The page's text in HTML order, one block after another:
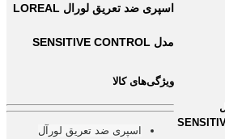
اسپری ضد تعریق لورال LOREAL
مدل SENSITIVE CONTROL
ویژگی‌های کالا
اسپری ضد تعریق لورآل